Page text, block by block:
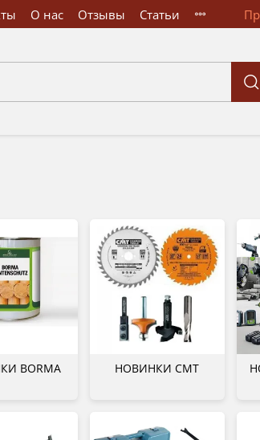
О нас Отзывы Статьи
BORMA НОВИНКИ CMT